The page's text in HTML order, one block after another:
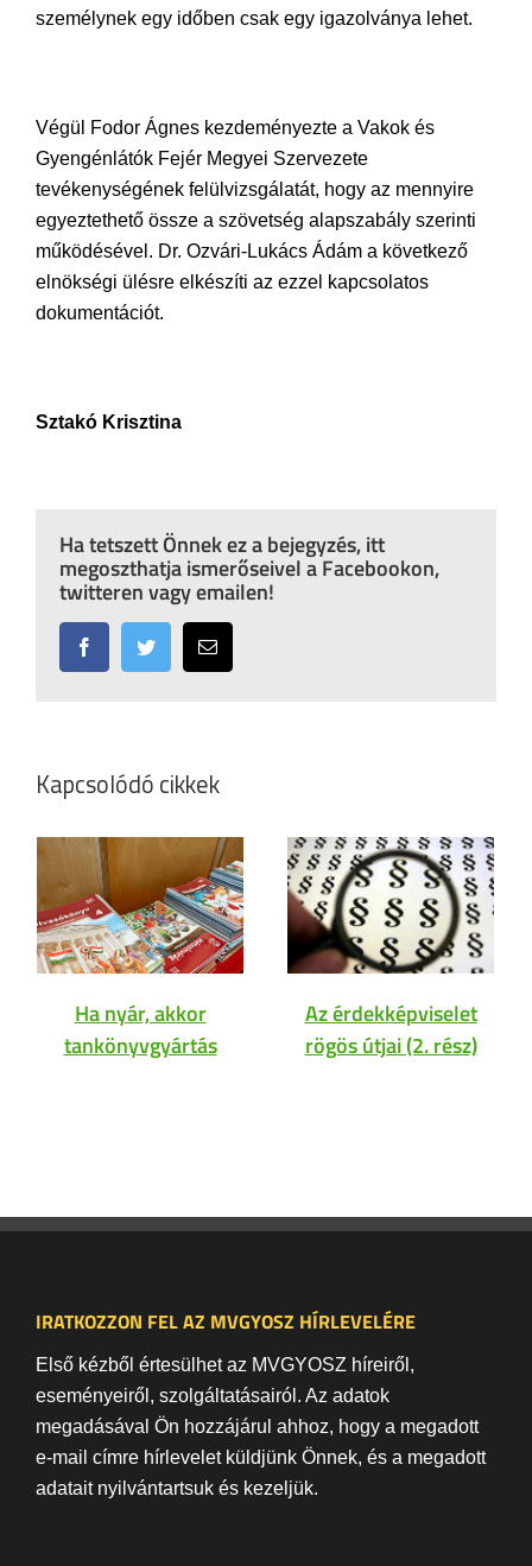
személynek egy időben csak egy igazolványa lehet.
Végül Fodor Ágnes kezdeményezte a Vakok és
Gyengénlátók Fejér Megyei Szervezete
tevékenységének felülvizsgálatát, hogy az mennyire
egyeztethető össze a szövetség alapszabály szerinti
működésével. Dr. Ozvári-Lukács Ádám a következő
elnökségi ülésre elkészíti az ezzel kapcsolatos
dokumentációt.
Sztakó Krisztina
Ha tetszett Önnek ez a bejegyzés, itt
megoszthatja ismerőseivel a Facebookon,
twitteren vagy emailen!
FacebookTwitter Email:
Kapcsolódó cikkek
Ha nyár, akkor
tankönyvgyártás
Az érdekképviselet
rögös útjai (2. rész)
IRATKOZZON FEL AZ MVGYOSZ HÍRLEVELÉRE
Első kézből értesülhet az MVGYOSZ híreiről,
eseményeiről, szolgáltatásairól. Az adatok
megadásával Ön hozzájárul ahhoz, hogy a megadott
e-mail címre hírlevelet küldjünk Önnek, és a megadott
adatait nyilvántartsuk és kezeljük.